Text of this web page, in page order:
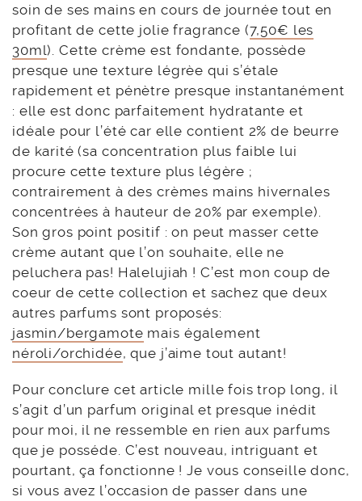
soin de ses mains en cours de journée tout en
profitant de cette jolie fragrance (7,50€ les
30ml). Cette crème est fondante, possède
presque une texture légrèe qui s’étale
rapidement et pénètre presque instantanément
: elle est donc parfaitement hydratante et
idéale pour l’été car elle contient 2% de beurre
de karité (sa concentration plus faible lui
procure cette texture plus légère ;
contrairement à des crèmes mains hivernales
concentrées à hauteur de 20% par exemple).
Son gros point positif : on peut masser cette
crème autant que l’on souhaite, elle ne
peluchera pas! Halelujiah ! C’est mon coup de
coeur de cette collection et sachez que deux
autres parfums sont proposés:
jasmin/bergamote mais également
néroli/orchidée, que j’aime tout autant!
Pour conclure cet article mille fois trop long, il
s’agit d’un parfum original et presque inédit
pour moi, il ne ressemble en rien aux parfums
que je posséde. C’est nouveau, intriguant et
pourtant, ça fonctionne ! Je vous conseille donc,
si vous avez l’occasion de passer dans une